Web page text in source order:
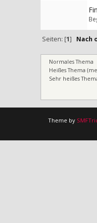
Seiten: [1] Nach
Normales Thema
Heißes Thema
Sehr heißes
Theme by